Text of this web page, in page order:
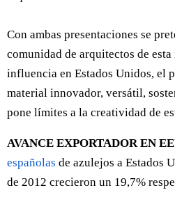
Con ambas presentaciones se
comunidad de arquitectos de
influencia en Estados Unidos, el
material innovador, versátil,
pone límites a la creatividad de
AVANCE EXPORTADOR EN
españolas de azulejos a Estados
de 2012 crecieron un 19,7%